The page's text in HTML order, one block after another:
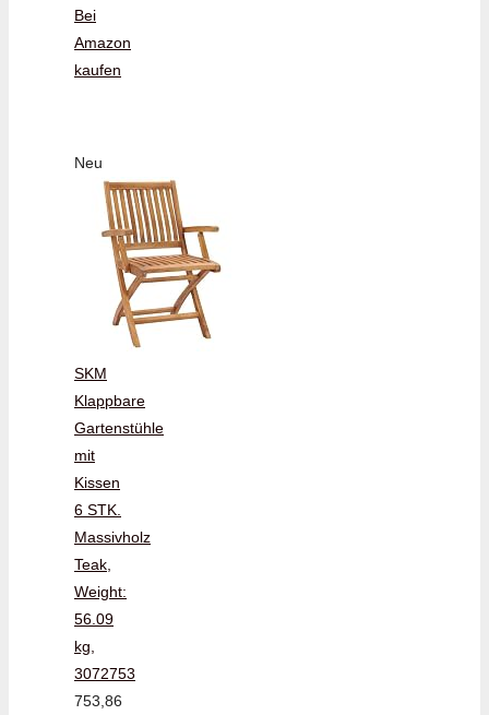
Bei
Amazon
kaufen
Neu
SKM
Klappbare
Gartenstühle
mit
Kissen
6 STK.
Massivholz
Teak,
Weight:
56.09
kg,
3072753
753,86